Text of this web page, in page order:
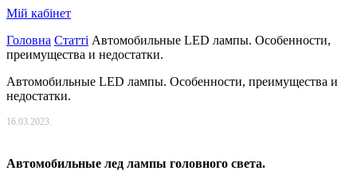
Мій кабінет
Головна Статті Автомобильные LED лампы. Особенности,
преимущества и недостатки.
Автомобильные LED лампы. Особенности, преимущества и
недостатки.
16.03.2023.
Автомобильные лед лампы головного света.